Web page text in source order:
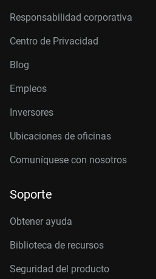
Responsabilidad corporativa
Centro de Privacidad
Blog
Empleos
Inversores
Ubicaciones de oficinas
Comuníquese con nosotros
Soporte
Obtener ayuda
Biblioteca de recursos
Seguridad del producto